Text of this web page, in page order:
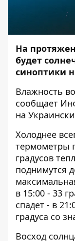
На
будет
синоптики
Влажность
сообщает
на
Холоднее
термометры
градусов
поднимутся
в 15:00 - 33
спадет - в
градуса со
Восход